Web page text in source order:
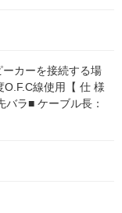
ーカーを接続する場
線使用【 仕 様
バラ■ ケーブル長：